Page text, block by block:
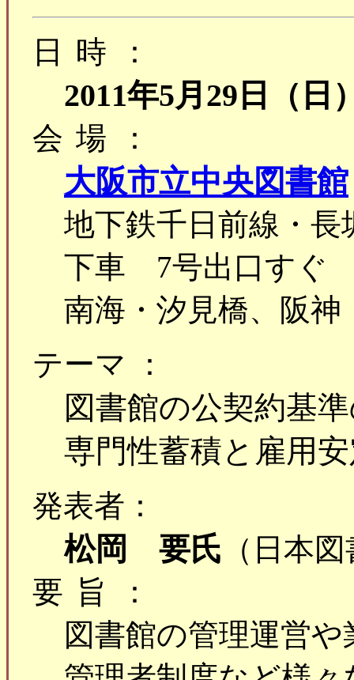
日時：
2011年5月29日（日
会場：
大阪市立中央図書館
地下鉄千日前線・
下車 7号出口すぐ
南海・汐見橋、阪神
テーマ ：
図書館の公契約基
専門性蓄積と雇用
発表者：
松岡 要氏 （日本
要旨：
図書館の管理運営